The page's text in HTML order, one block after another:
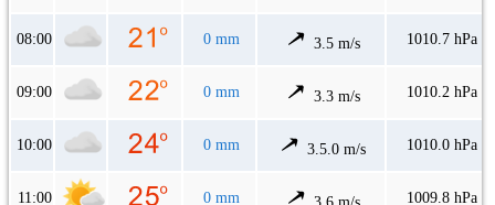
08:00 0 mm 3.5 m/s 1010.7 hPa
09:00 0 mm 3.3 m/s 1010.2 hPa
10:00 0 mm 3.5.0 m/s 1010.0 hPa
11:00 0 mm 1009.8 hPa